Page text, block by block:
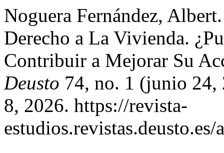
Noguera Fernández,
Derecho a La Vivienda.
Contribuir a Mejorar Su
Deusto 74, no. 1 (junio 24,
8, 2026. https://revista-